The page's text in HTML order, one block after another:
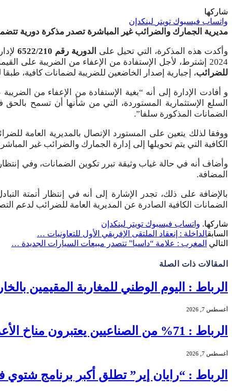
شاركها
واتساب فيسبوك تويتر لينكدإن
مديرية الجمارك والضرائب غير المباشرة تصدر مذكرة دورية
وأكدت هذه المذكرة، التي تحيل على الدورية رقم 6522/210
2024 إشترط، لأجل الإستفادة من الإعفاء من الضريبة على القيمة المضافة عند إستيراد السلع الإستثمارية، المنصوص عليه في
للضرائب، إجبارية إصدار الخاضعين للضريبة لضمانات كافية،
و أفادت الإدارة إلى أنه “بغية الإستفادة من الإعفاء من
الضمانات المذكورة سلفا”.
ووفقا لذلك يتعين على المستورد الإتصال بالمديرية العامة
الكافية التي يتم تحويلها إلى إدارة الجمارك والضرائب غير
وأضاف أنه في حالة غياب وثيقة تبرر تكوين الضمانات، وفي
المضافة.
بالإضافة على ذلك، تجدر الإشارة إلى أنه في إنتظار أتمتة
الضمانات الكافية الصادرة عن المديرية العامة للضرائب لدعم
شاركها. واتساب فيسبوك تويتر لينكدإن
السابقالداخلة : إنعقاد الملتقى الإفريقي الأول للتعاونيات …
التالي المغرب : علامة “داسيا” تتصدر مبيعات السيارات الجديدة …
المقالات ذات الصلة
الرباط : اليوم الوطني للمغاربة المقيمين
أغسطس 7, 2026
الرباط : 71% من الصناعيين يعتبرون مناخ الأعمال عادياً خلال الفصل الثاني من 2026 …
أغسطس 7, 2026
الرباط : “رايان إير” تطلق أكبر برنامج شتوي في تاريخها بالمغرب